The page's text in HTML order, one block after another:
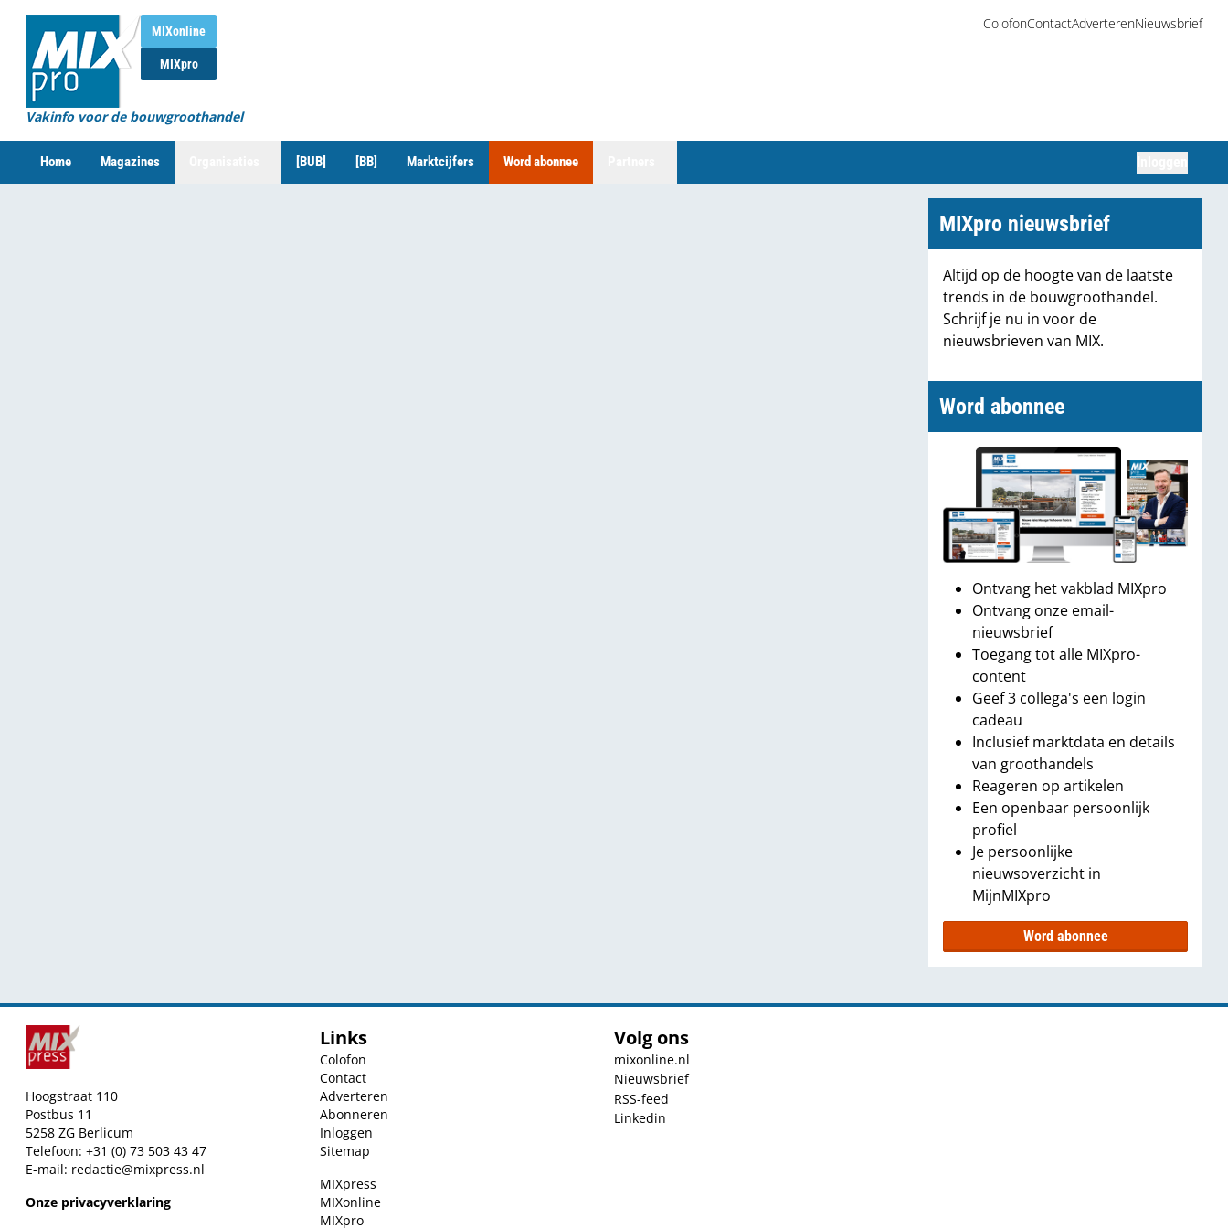
MIXonline
MIXpro
Vakinfo voor de bouwgroothandel
ColofonContactAdverterenNieuwsbrief
Home Magazines [BUB] [BB] Marktcijfers Word abonnee
MIXpro nieuwsbrief
Altijd op de hoogte van de laatste
trends in de bouwgroothandel.
Schrijf je nu in voor de
nieuwsbrieven van MIX.
Word abonnee
Ontvang het vakblad MIXpro
Ontvang onze email-
nieuwsbrief
Toegang tot alle MIXpro-
content
Geef 3 collega's een login
cadeau
Inclusief marktdata en details
van groothandels
Reageren op artikelen
Een openbaar persoonlijk
profiel
Je persoonlijke
nieuwsoverzicht in
MijnMIXpro
Word abonnee
Hoogstraat 110
Postbus 11
5258 ZG Berlicum
Telefoon: +31 (0) 73 503 43 47
E-mail: redactie@mixpress.nl
Onze privacyverklaring
Links
Colofon
Contact
Adverteren
Abonneren
Inloggen
Sitemap
MIXpress
MIXonline
MIXpro
Volg ons
mixonline.nl
Nieuwsbrief
RSS-feed
Linkedin